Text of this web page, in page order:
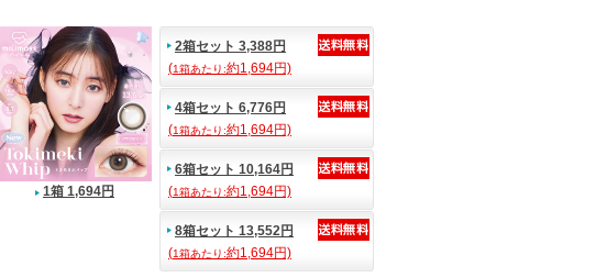
1箱 1,694円
2箱セット 3,388円
(1箱あたり:約1,694円)
4箱セット 6,776円
(1箱あたり:約1,694円)
6箱セット 10,164円
(1箱あたり:約1,694円)
8箱セット 13,552円
(1箱あたり:約1,694円)